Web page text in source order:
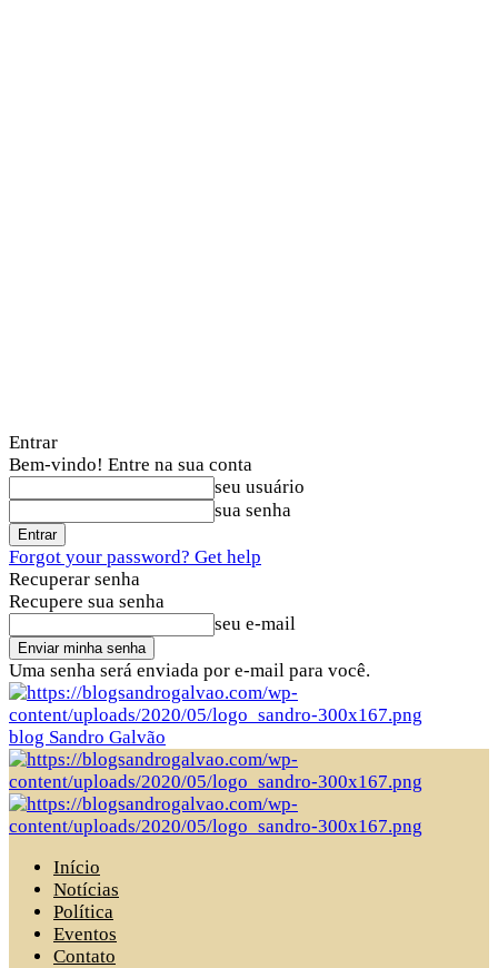
Entrar
Bem-vindo! Entre na sua conta
seu usuário
sua senha
Forgot your password? Get help
Recuperar senha
Recupere sua senha
seu e-mail
Uma senha será enviada por e-mail para você.
blog Sandro Galvão
Início
Notícias
Política
Eventos
Contato